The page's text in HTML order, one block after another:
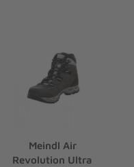
Meindl Air
Revolution Ultra